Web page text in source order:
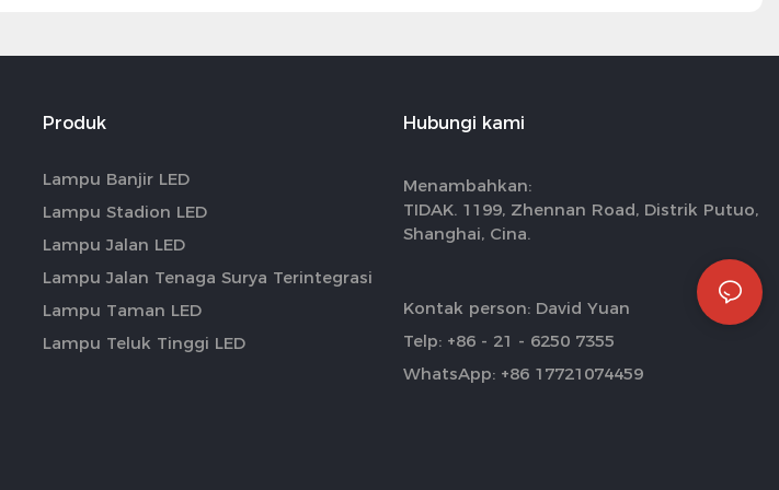
Produk
Lampu Banjir LED
Lampu Stadion LED
Lampu Jalan LED
Lampu Jalan Tenaga Surya Terintegrasi
Lampu Taman LED
Lampu Teluk Tinggi LED
Hubungi kami
Menambahkan:
TIDAK. 1199, Zhennan Road, Distrik Putuo,
Shanghai, Cina.
Kontak person: David Yuan
Telp: +86 - 21 - 6250 7355
WhatsApp: +86 17721074459